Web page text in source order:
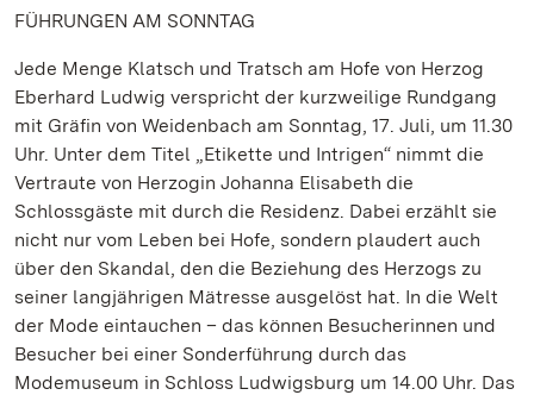
FÜHRUNGEN AM SONNTAG
Jede Menge Klatsch und Tratsch am Hofe von Herzog
Eberhard Ludwig verspricht der kurzweilige Rundgang
mit Gräfin von Weidenbach am Sonntag, 17. Juli, um 11.30
Uhr. Unter dem Titel „Etikette und Intrigen“ nimmt die
Vertraute von Herzogin Johanna Elisabeth die
Schlossgäste mit durch die Residenz. Dabei erzählt sie
nicht nur vom Leben bei Hofe, sondern plaudert auch
über den Skandal, den die Beziehung des Herzogs zu
seiner langjährigen Mätresse ausgelöst hat. In die Welt
der Mode eintauchen – das können Besucherinnen und
Besucher bei einer Sonderführung durch das
Modemuseum in Schloss Ludwigsburg um 14.00 Uhr. Das